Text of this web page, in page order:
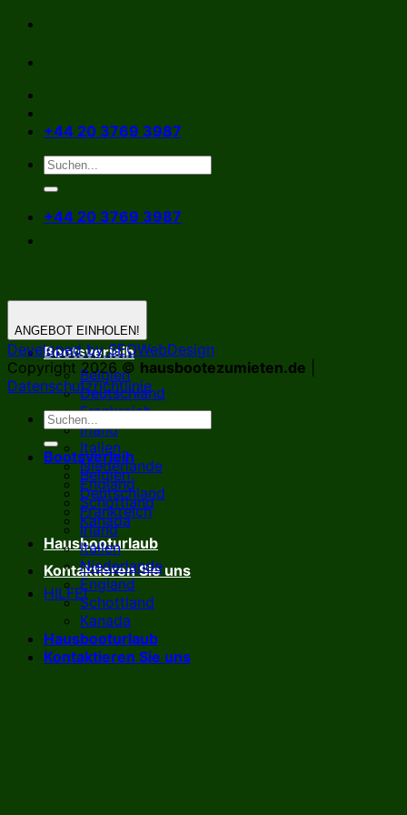
Zum
springen
+44 20 3769 3987
+44 20 3769 3987
Bootsverleih
Belgien
Deutschland
Frankreich
Irland
Italien
Niederlande
England
Schottland
Kanada
Hausbooturlaub
Kontaktieren Sie uns
HILFE!
ANGEBOT EINHOLEN!
Developed by SEOWebDesign
Copyright 2026 © hausbootezumieten.de
Datenschutzrichtlinie
Bootsverleih
Belgien
Deutschland
Frankreich
Irland
Italien
Niederlande
England
Schottland
Kanada
Hausbooturlaub
Kontaktieren Sie uns